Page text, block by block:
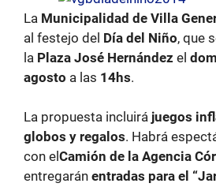
La Municipalidad de Villa
al festejo del Día del Niño, que
la Plaza José Hernández el
agosto a las 14hs.
La propuesta incluirá juegos
globos y regalos. Habrá
con el Camión de la Agencia
entregarán entradas para el